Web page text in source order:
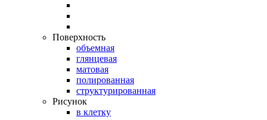
Поверхность
объемная
глянцевая
матовая
полированная
структурированная
Рисунок
в клетку